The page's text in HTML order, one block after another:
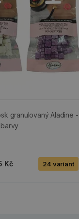
granulovaný Aladine -
Kč 24 variant